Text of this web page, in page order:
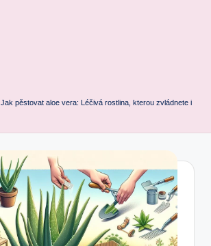
Jak pěstovat aloe vera: Léčivá rostlina, kterou zvládnete i